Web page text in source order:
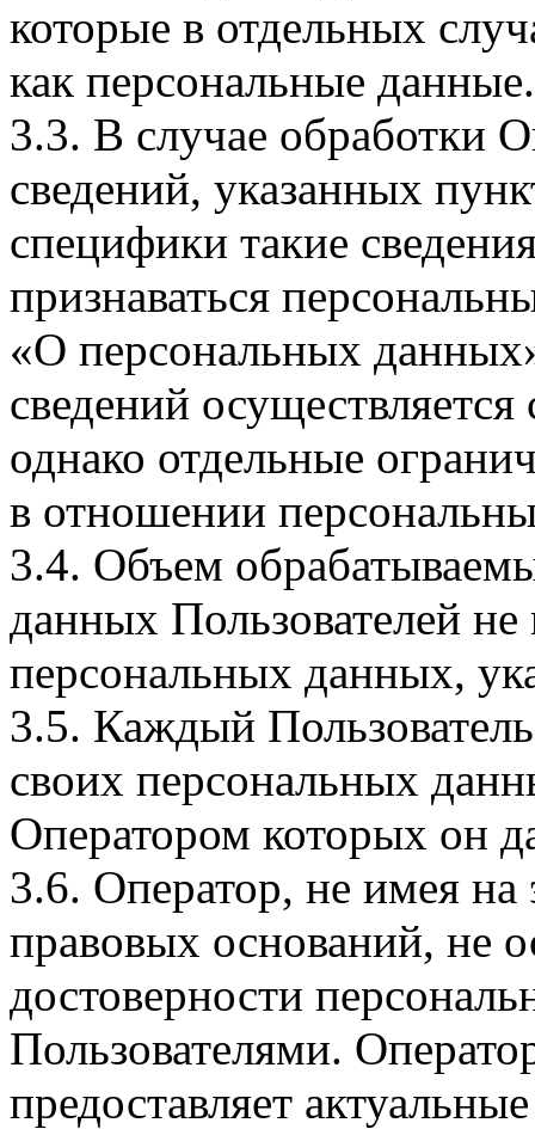
которые в отдельных
как персональные данные.
3.3. В случае обработки
сведений, указанных
специфики такие
признаваться
«О персональных
сведений
однако отдельные
в отношении
3.4. Объем
данных Пользователей
персональных данных,
3.5. Каждый
своих персональных
Оператором которых он
3.6. Оператор, не имея
правовых оснований, не
достоверности
Пользователями.
предоставляет